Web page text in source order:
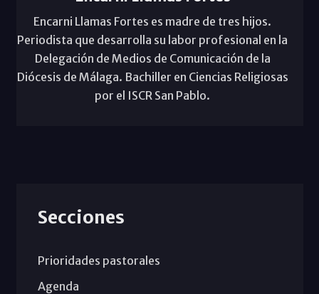
Encarni Llamas Fortes es madre de tres hijos.
Periodista que desarrolla su labor profesional en la
Delegación de Medios de Comunicación de la
Diócesis de Málaga. Bachiller en Ciencias Religiosas
por el ISCR San Pablo.
Secciones
Prioridades pastorales
Agenda